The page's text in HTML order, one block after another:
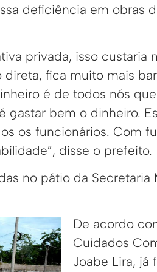
deficiência em obras
privada, isso custaria
fica muito mais
é de todos nós
gastar bem o dinheiro.
os funcionários. Com
disse o prefeito.
no pátio da
De acordo
Cuidados
Joabe Lira, já